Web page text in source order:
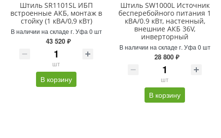
Штиль SR1101SL ИБП
встроенные АКБ, монтаж в
стойку (1 кВА/0,9 кВт)
В наличии на складе г. Уфа 0 шт
43 520 ₽
шт
В корзину
Штиль SW1000L Источник
бесперебойного питания 1
кВА/0.9 кВт, настенный,
внешние АКБ 36V,
инверторный
В наличии на складе г. Уфа 0 шт
28 800 ₽
шт
В корзину